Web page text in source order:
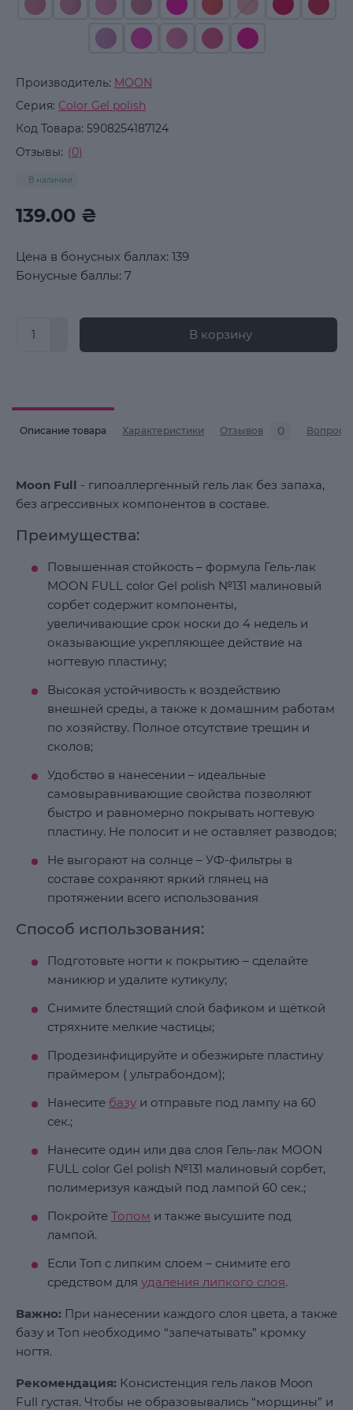
Производитель: MOON
Серия: Color Gel polish
Код Товара: 5908254187124
Отзывы: (0)
В наличии
139.00 ₴
Цена в бонусных баллах: 139
Бонусные баллы: 7
В корзину
Описание товара Характеристики Отзывов 0 Вопросы
Moon Full - гипоаллергенный гель лак без запаха,
без агрессивных компонентов в составе.
Преимущества:
Повышенная стойкость – формула Гель-лак
MOON FULL color Gel polish №131 малиновый
сорбет содержит компоненты,
увеличивающие срок носки до 4 недель и
оказывающие укрепляющее действие на
ногтевую пластину;
Высокая устойчивость к воздействию
внешней среды, а также к домашним работам
по хозяйству. Полное отсутствие трещин и
сколов;
Удобство в нанесении – идеальные
самовыравнивающие свойства позволяют
быстро и равномерно покрывать ногтевую
пластину. Не полосит и не оставляет разводов;
Не выгорают на солнце – УФ-фильтры в
составе сохраняют яркий глянец на
протяжении всего использования
Способ использования:
Подготовьте ногти к покрытию – сделайте
маникюр и удалите кутикулу;
Снимите блестящий слой бафиком и щёткой
стряхните мелкие частицы;
Продезинфицируйте и обезжирьте пластину
праймером ( ультрабондом);
Нанесите базу и отправьте под лампу на 60
сек.;
Нанесите один или два слоя Гель-лак MOON
FULL color Gel polish №131 малиновый сорбет,
полимеризуя каждый под лампой 60 сек.;
Покройте Топом и также высушите под
лампой.
Если Топ с липким слоем – снимите его
средством для удаления липкого слоя.
Важно: При нанесении каждого слоя цвета, а также
базу и Топ необходимо “запечатывать” кромку
ногтя.
Рекомендация: Консистенция гель лаков Moon
Full густая. Чтобы не образовывались “морщины” и